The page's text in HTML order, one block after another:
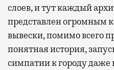
слоев, и тут каждый
представлен огромным
вывески, помимо всего
понятная история,
симпатии к городу даже